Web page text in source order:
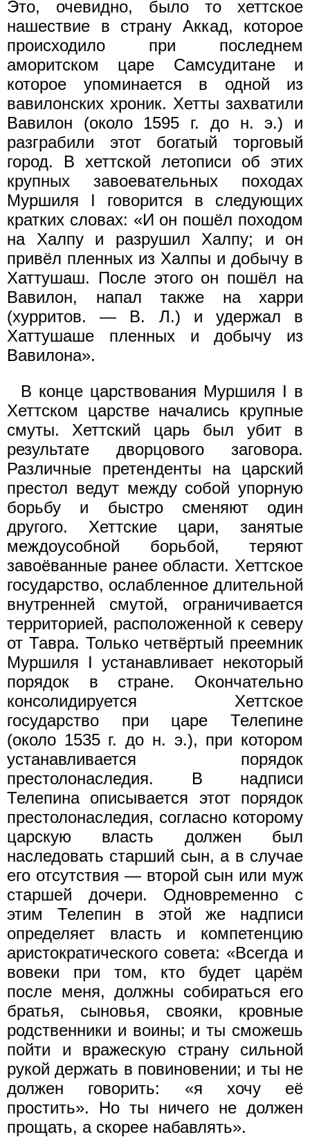
Это, очевидно, было то хеттское
нашествие в страну Аккад, которое
происходило при последнем
аморитском царе Самсудитане и
которое упоминается в одной из
вавилонских хроник. Хетты захватили
Вавилон (около 1595 г. до н. э.) и
разграбили этот богатый торговый
город. В хеттской летописи об этих
крупных завоевательных походах
Муршиля I говорится в следующих
кратких словах: «И он пошёл походом
на Халпу и разрушил Халпу; и он
привёл пленных из Халпы и добычу в
Хаттушаш. После этого он пошёл на
Вавилон, напал также на харри
(хурритов. — В. Л.) и удержал в
Хаттушаше пленных и добычу из
Вавилона».
В конце царствования Муршиля I в
Хеттском царстве начались крупные
смуты. Хеттский царь был убит в
результате дворцового заговора.
Различные претенденты на царский
престол ведут между собой упорную
борьбу и быстро сменяют один
другого. Хеттские цари, занятые
междоусобной борьбой, теряют
завоёванные ранее области. Хеттское
государство, ослабленное длительной
внутренней смутой, ограничивается
территорией, расположенной к северу
от Тавра. Только четвёртый преемник
Муршиля I устанавливает некоторый
порядок в стране. Окончательно
консолидируется Хеттское
государство при царе Телепине
(около 1535 г. до н. э.), при котором
устанавливается порядок
престолонаследия. В надписи
Телепина описывается этот порядок
престолонаследия, согласно которому
царскую власть должен был
наследовать старший сын, а в случае
его отсутствия — второй сын или муж
старшей дочери. Одновременно с
этим Телепин в этой же надписи
определяет власть и компетенцию
аристократического совета: «Всегда и
вовеки при том, кто будет царём
после меня, должны собираться его
братья, сыновья, свояки, кровные
родственники и воины; и ты сможешь
пойти и вражескую страну сильной
рукой держать в повиновении; и ты не
должен говорить: «я хочу её
простить». Но ты ничего не должен
прощать, а скорее набавлять».